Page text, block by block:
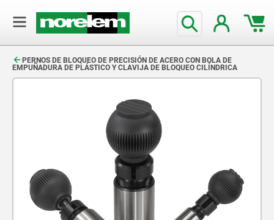
PERNOS DE BLOQUEO DE PRECISIÓN DE ACERO CON BOLA DE
EMPUÑADURA DE PLÁSTICO Y CLAVIJA DE BLOQUEO CILÍNDRICA